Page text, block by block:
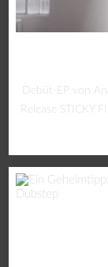
Debüt-EP von
Release STICKY